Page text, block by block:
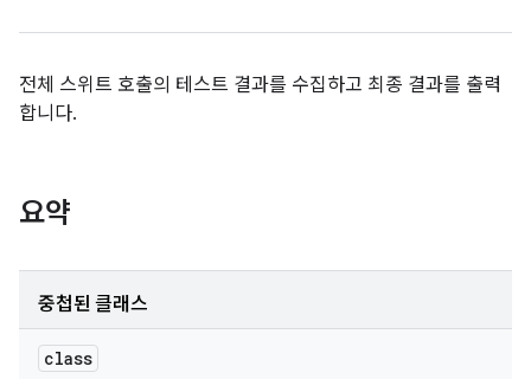
전체 스위트 호출의 테스트 결과를 수집하고 최종 결과를 출력
합니다.
요약
중첩된 클래스
class